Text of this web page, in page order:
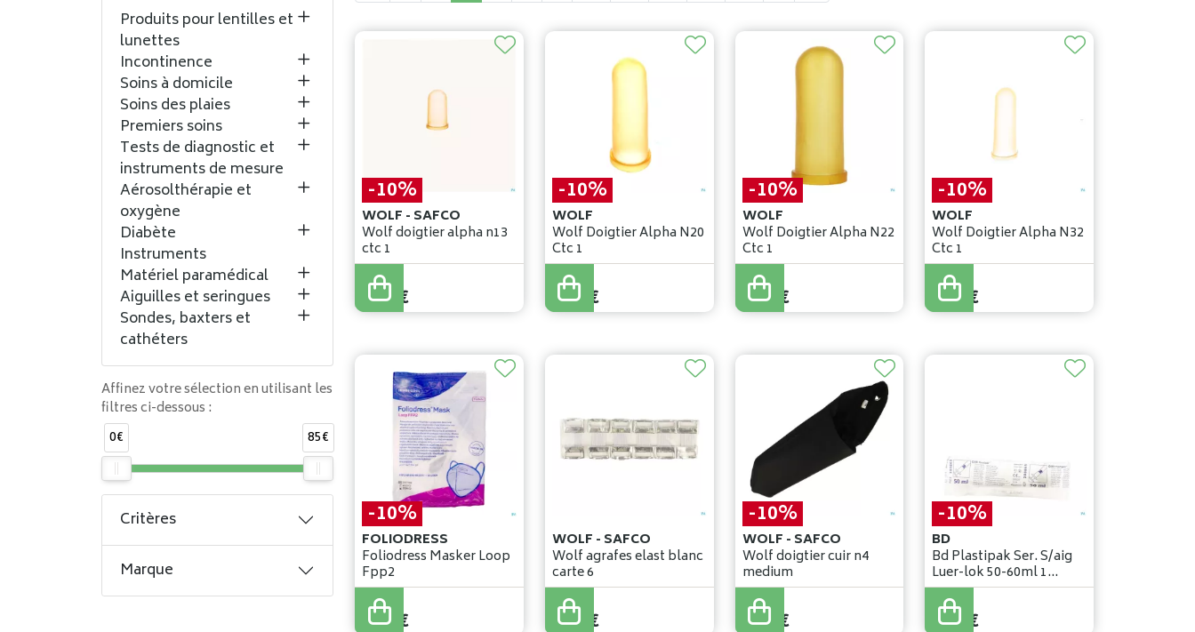
-10%
WOLF - SAFCO
Wolf doigtier alpha n13
ctc 1
0,92€
0,83 €
-10%
WOLF
Wolf Doigtier Alpha N20
Ctc 1
0,92€
0,83 €
-10%
WOLF
Wolf Doigtier Alpha N22
Ctc 1
0,92€
0,83 €
-10%
WOLF
Wolf Doigtier Alpha N32
Ctc 1
0,92€
0,83 €
-10%
FOLIODRESS
Foliodress Masker Loop
Fpp2
0,96€
0,86 €
WOLF - SAFCO
Wolf agrafes elast blanc
carte 6
0,91 €
-10%
WOLF - SAFCO
Wolf doigtier cuir n4
medium
1,11€
1,00 €
-10%
BD
Bd Plastipak Ser. S/aig
Luer-lok 50-60ml 1
300865
1,14€
1,03 €
Produits pour lentilles et
lunettes
Incontinence
Soins à domicile
Soins des plaies
Premiers soins
Tests de diagnostic et
instruments de mesure
Aérosolthérapie et
oxygène
Diabète
Instruments
Matériel paramédical
Aiguilles et seringues
Sondes, baxters et
cathéters
Affinez votre sélection en utilisant les
filtres ci-dessous :
0€
85€
Critères
Marque